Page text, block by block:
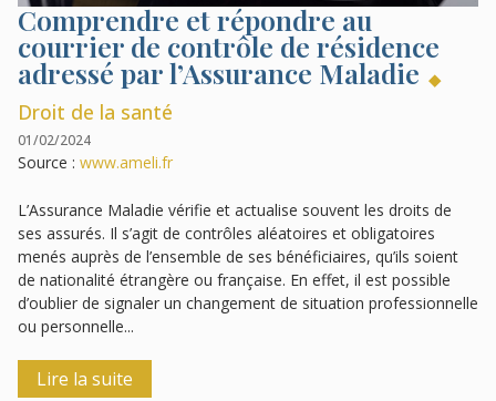
Comprendre et répondre au
courrier de contrôle de résidence
adressé par l’Assurance Maladie
Droit de la santé
01/02/2024
Source : www.ameli.fr
L’Assurance Maladie vérifie et actualise souvent les droits de
ses assurés. Il s’agit de contrôles aléatoires et obligatoires
menés auprès de l’ensemble de ses bénéficiaires, qu’ils soient
de nationalité étrangère ou française. En effet, il est possible
d’oublier de signaler un changement de situation professionnelle
ou personnelle...
Lire la suite